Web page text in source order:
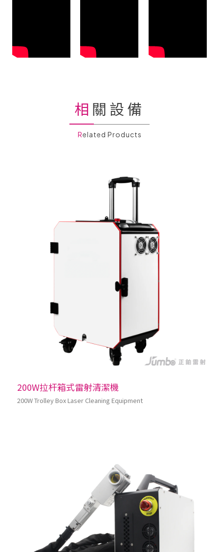
相關設備
Related Products
200W拉杆箱式雷射清潔機
200W Trolley Box Laser Cleaning Equipment